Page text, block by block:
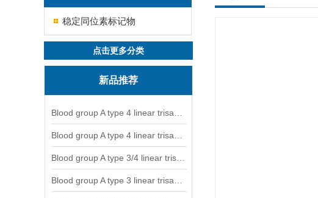
稳定同位素标记物
点击更多分类
新品推荐